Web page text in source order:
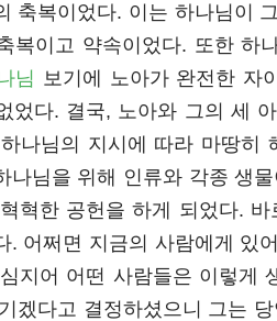
축복이었다. 이는 하나님이
복이고 약속이었다. 또한 하
님 보기에 노아가 완전한 자
었다. 결국, 노아와 그의 세
나님의 지시에 따라 마땅히
나님을 위해 인류와 각종 생
혁한 공헌을 하게 되었다.
. 어쩌면 지금의 사람에게 있
지어 어떤 사람들은 이렇게
겠다고 결정하셨으니 그는